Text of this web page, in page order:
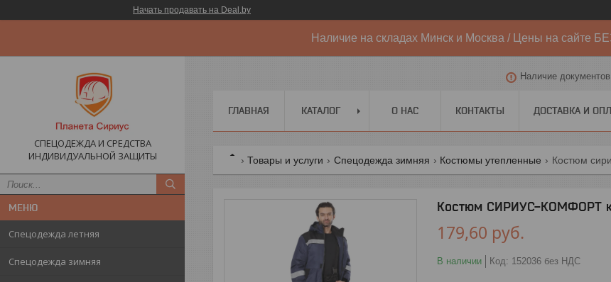
Начать продавать на Deal.by
Наличие на складах Минск и Москва / Цены на сайте
СПЕЦОДЕЖДА И СРЕДСТВА
ИНДИВИДУАЛЬНОЙ ЗАЩИТЫ
Спецодежда летняя
Спецодежда зимняя
Наличие документов
ГЛАВНАЯ КАТАЛОГ О НАС КОНТАКТЫ ДОСТАВКА И
Товары и услуги Спецодежда зимняя Костюмы утепленные Костюм
Костюм СИРИУС-КОМФОРТ
179,60 руб.
В наличии Код: 152036 без НДС